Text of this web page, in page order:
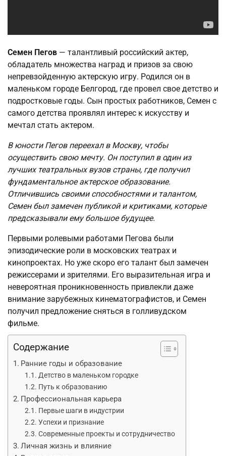
Семен Пегов — талантливый российский актер,
обладатель множества наград и призов за свою
непревзойденную актерскую игру. Родился он в
маленьком городе Белгород, где провел свое детство и
подростковые годы. Сын простых работников, Семен с
самого детства проявлял интерес к искусству и
мечтал стать актером.
В юности Пегов переехал в Москву, чтобы
осуществить свою мечту. Он поступил в один из
лучших театральных вузов страны, где получил
фундаментальное актерское образование.
Отличившись своими способностями и талантом,
Семен был замечен публикой и критиками, которые
предсказывали ему большое будущее.
Первыми ролевыми работами Пегова были
эпизодические роли в московских театрах и
кинопроектах. Но уже скоро его талант был замечен
режиссерами и зрителями. Его выразительная игра и
невероятная проникновенность привлекли даже
внимание зарубежных кинематографистов, и Семен
получил предложение сняться в голливудском
фильме.
Содержание
Ранние годы и образование
Детство в маленьком городке
Путь к образованию
Профессиональная карьера
Первые шаги в индустрии
Успехи и признание
Современные проекты и сотрудничество
Личная жизнь и влияние